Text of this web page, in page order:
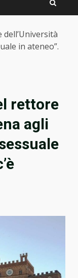
in ateneo”.
rettore
agli